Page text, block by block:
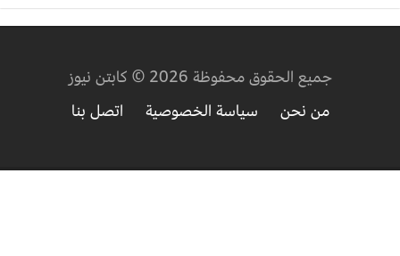
جميع الحقوق محفوظة 2026 © كابتن نيوز
من نحن
سياسة الخصوصية اتصل بنا